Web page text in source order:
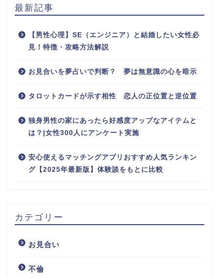
最新記事
【男性心理】SE（エンジニア）と結婚したい女性必
見！特徴・攻略方法解説
お見合いを夢占いで判断？ 夢は無意識の心を暗示
タロットカードが示す相性 恋人の正位置と逆位置
独身男性の家にあったら好感度アップなアイテムと
は？|女性300人にアンケート実施
安心使えるマッチングアプリおすすめ人気ランキン
グ【2025年最新版】体験談をもとに比較
カテゴリー
お見合い
不倫